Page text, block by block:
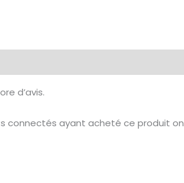
d’avis.
connectés ayant acheté ce produit